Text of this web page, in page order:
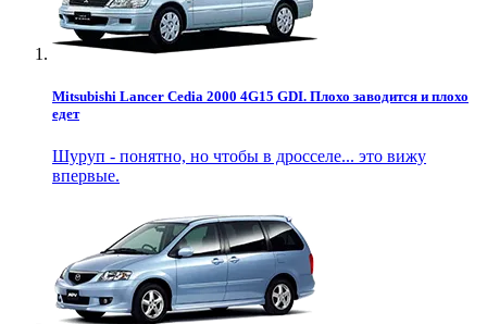
Mitsubishi Lancer Cedia 2000 4G15 GDI. Плохо заводится и плохо
едет
Шуруп - понятно, но чтобы в дросселе... это вижу
впервые.